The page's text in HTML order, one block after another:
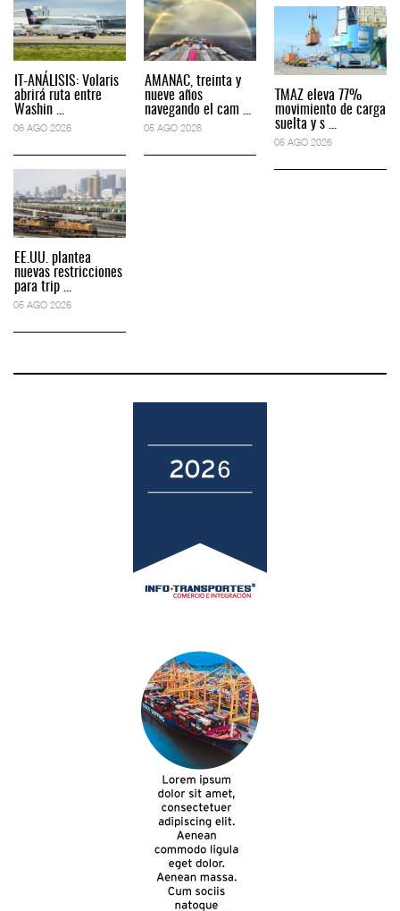
IT-ANÁLISIS: Volaris
abrirá ruta entre
Washin ...
06 AGO 2026
EE.UU. plantea
nuevas restricciones
para trip ...
05 AGO 2026
AMANAC, treinta y
nueve años
navegando el cam ...
05 AGO 2026
TMAZ eleva 77%
movimiento de carga
suelta y s ...
05 AGO 2026